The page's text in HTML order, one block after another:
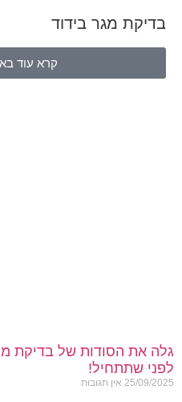
בדיקת מגר בידוד
קרא עוד
גלה את הסודות של בדיקת
לפני שתתחיל!
25/09/2025 אין תגובות